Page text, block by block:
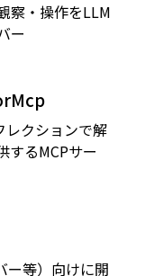
察・操作をLLM
ー
クションで解
するMCPサー
ー等）向けに開